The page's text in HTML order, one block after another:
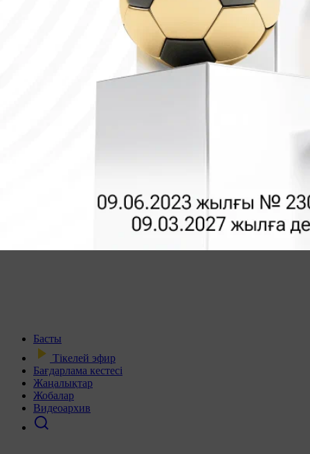
Басты
Тікелей эфир
Бағдарлама кестесі
Жаңалықтар
Жобалар
Видеоархив